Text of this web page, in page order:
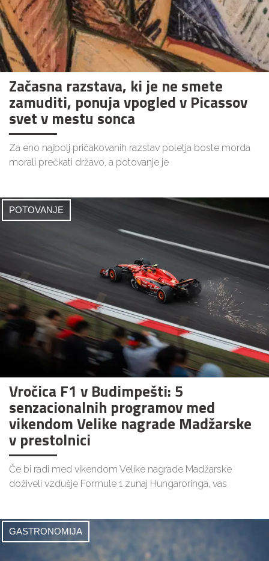
Začasna razstava, ki je ne smete
zamuditi, ponuja vpogled v Picassov
svet v mestu sonca
Za eno najbolj pričakovanih razstav poletja boste morda
morali prečkati državo, a potovanje je
POTOVANJE
Vročica F1 v Budimpešti: 5
senzacionalnih programov med
vikendom Velike nagrade Madžarske
v prestolnici
Če bi radi med vikendom Velike nagrade Madžarske
doživeli vzdušje Formule 1 zunaj Hungaroringa, vas
GASTRONOMIJA